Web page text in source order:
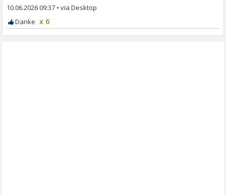
10.06.2026 09:37 •
x 6